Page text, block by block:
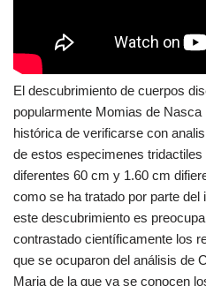
El descubrimiento de cuerpos
popularmente Momias de
histórica de verificarse con
de estos especimenes
diferentes 60 cm y 1.60 cm
como se ha tratado por parte del
este descubrimiento es
contrastado científicamente los
que se ocuparon del análisis de
Maria de la que ya se conocen